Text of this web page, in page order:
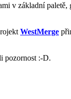
v základní
WestMerge
pozornost :-D.